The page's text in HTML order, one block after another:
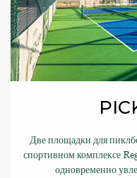
Две площадки для
спортивном комплексе
одновременно